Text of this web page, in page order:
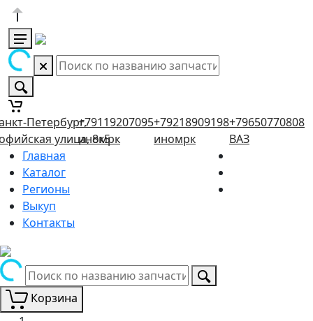
Петербург,
улица, 8к5
+79119207095
иномрк
+79218909198
иномрк
+79650770808
ВАЗ
Главная
Каталог
Регионы
Выкуп
Контакты
Корзина